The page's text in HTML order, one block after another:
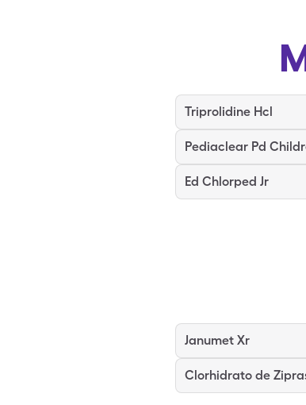
Triprolidine Hcl
Pediaclear Pd
Ed Chlorped Jr
Janumet Xr
Clorhidrato de